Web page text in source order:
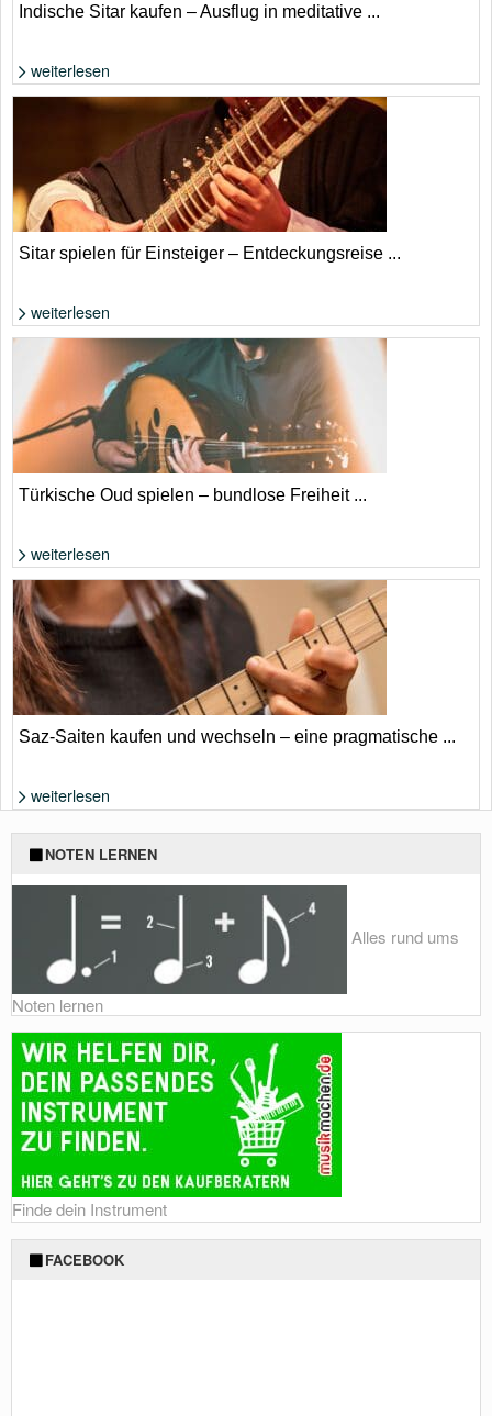
Foto: Shutterstock von Kateryna Upit
Indische Sitar kaufen – Ausflug in meditative ...
weiterlesen
Foto: Shutterstock von Svetla Ilieva
Sitar spielen für Einsteiger – Entdeckungsreise ...
weiterlesen
Foto: Shutterstock von nayef hammouri
Türkische Oud spielen – bundlose Freiheit ...
weiterlesen
Saz-Saiten kaufen und wechseln – eine pragmatische ...
weiterlesen
NOTEN LERNEN
Alles rund ums
Noten lernen
Finde dein Instrument
FACEBOOK